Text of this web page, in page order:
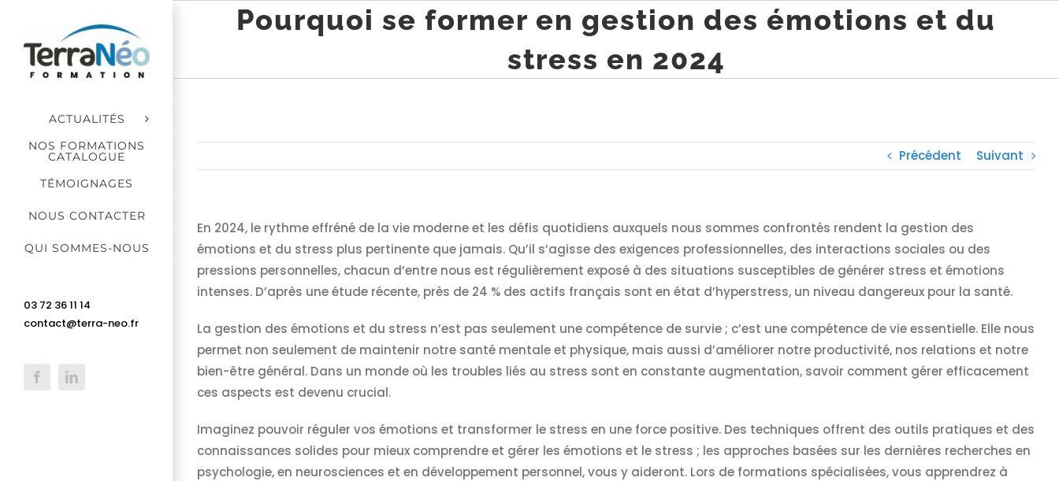
contenu
ACTUALITÉS
NOS FORMATIONS
CATALOGUE
TÉMOIGNAGES
NOUS CONTACTER
QUI SOMMES-NOUS
03 72 36 11 14
contact@terra-neo.fr
FacebookLinkedIn
Pourquoi se former en gestion des émotions et du
stress en 2024
Précédent Suivant
En 2024, le rythme effréné de la vie moderne et les défis quotidiens auxquels nous sommes confrontés rendent la gestion des
émotions et du stress plus pertinente que jamais. Qu’il s’agisse des exigences professionnelles, des interactions sociales ou des
pressions personnelles, chacun d’entre nous est régulièrement exposé à des situations susceptibles de générer stress et émotions
intenses. D’après une étude récente, près de 24 % des actifs français sont en état d’hyperstress, un niveau dangereux pour la santé.
La gestion des émotions et du stress n’est pas seulement une compétence de survie ; c’est une compétence de vie essentielle. Elle nous
permet non seulement de maintenir notre santé mentale et physique, mais aussi d’améliorer notre productivité, nos relations et notre
bien-être général. Dans un monde où les troubles liés au stress sont en constante augmentation, savoir comment gérer efficacement
ces aspects est devenu crucial.
Imaginez pouvoir réguler vos émotions et transformer le stress en une force positive. Des techniques offrent des outils pratiques et des
connaissances solides pour mieux comprendre et gérer les émotions et le stress ; les approches basées sur les dernières recherches en
psychologie, en neurosciences et en développement personnel, vous y aideront. Lors de formations spécialisées, vous apprendrez à